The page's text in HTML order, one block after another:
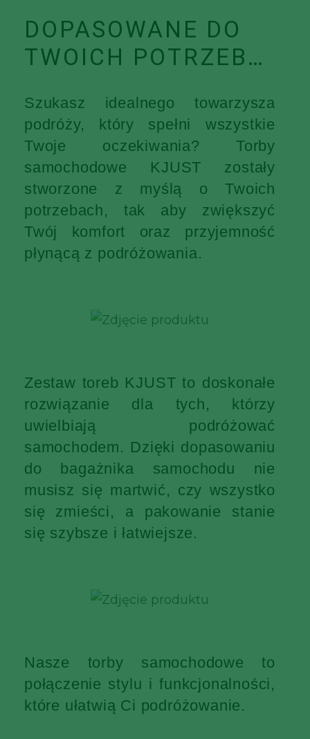
DOPASOWANE DO
TWOICH POTRZEB…
Szukasz idealnego towarzysza
podróży, który spełni wszystkie
Twoje oczekiwania? Torby
samochodowe KJUST zostały
stworzone z myślą o Twoich
potrzebach, tak aby zwiększyć
Twój komfort oraz przyjemność
płynącą z podróżowania.
Zestaw toreb KJUST to doskonałe
rozwiązanie dla tych, którzy
uwielbiają podróżować
samochodem. Dzięki dopasowaniu
do bagażnika samochodu nie
musisz się martwić, czy wszystko
się zmieści, a pakowanie stanie
się szybsze i łatwiejsze.
Nasze torby samochodowe to
połączenie stylu i funkcjonalności,
które ułatwią Ci podróżowanie.